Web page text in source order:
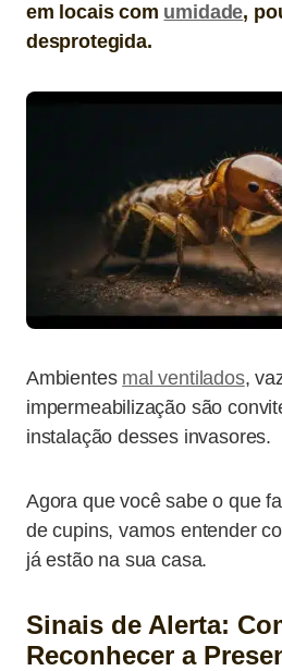
em locais com umidade,
desprotegida.
Ambientes mal ventilados,
impermeabilização são
instalação desses invasores.
Agora que você sabe o que
de cupins, vamos entender
já estão na sua casa.
Sinais de Alerta:
Reconhecer a